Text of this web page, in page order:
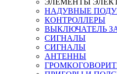
ЭЛЕМЕНТЫ
НАДУВНЫЕ
КОНТРОЛЛЕРЫ
ВЫКЛЮЧАТЕЛЬ
СИГНАЛЫ
СИГНАЛЫ
АНТЕННЫ